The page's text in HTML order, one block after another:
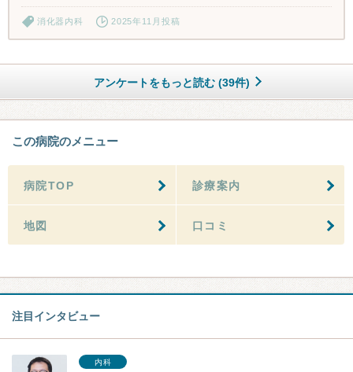
消化器内科 2025年11月投稿
アンケートをもっと読む (39件)
この病院のメニュー
病院TOP 診療案内
地図 口コミ
注目インタビュー
内科